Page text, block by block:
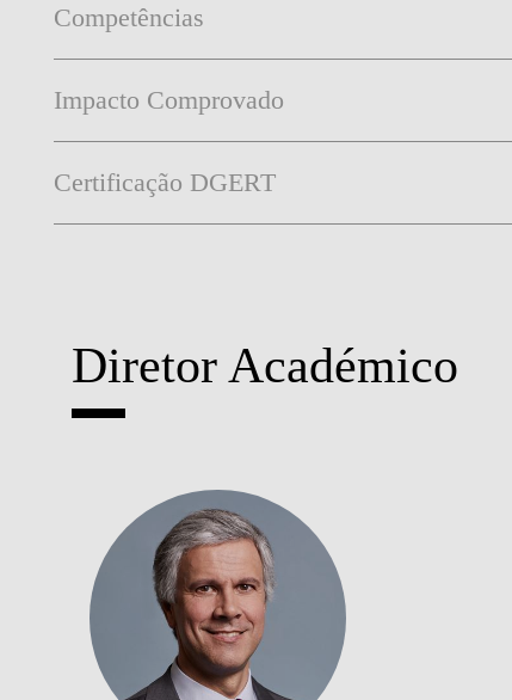
Competências
Impacto Comprovado
Certificação DGERT
Diretor Académico